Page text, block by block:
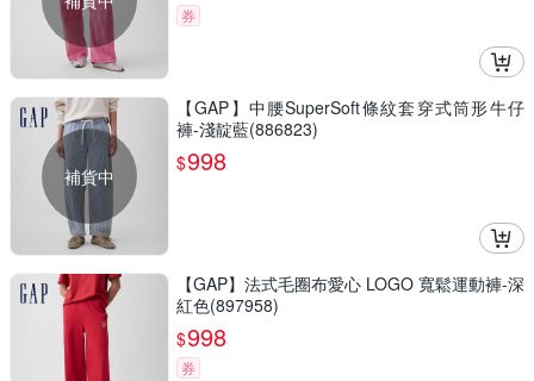
券
補貨中
【GAP】中腰SuperSoft條紋套穿式筒形牛仔
褲-淺靛藍(886823)
$998
【GAP】法式毛圈布愛心 LOGO 寬鬆運動褲-深
紅色(897958)
$998
券